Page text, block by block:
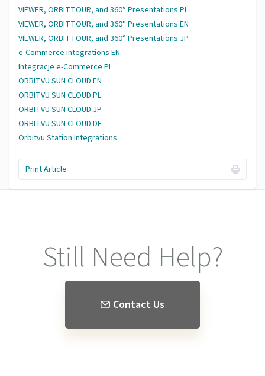
VIEWER, ORBITTOUR, and 360° Presentations PL
VIEWER, ORBITTOUR, and 360° Presentations EN
VIEWER, ORBITTOUR, and 360° Presentations JP
e-Commerce integrations EN
Integracje e-Commerce PL
ORBITVU SUN CLOUD EN
ORBITVU SUN CLOUD PL
ORBITVU SUN CLOUD JP
ORBITVU SUN CLOUD DE
Orbitvu Station Integrations
Print Article
Still Need Help?
Contact Us